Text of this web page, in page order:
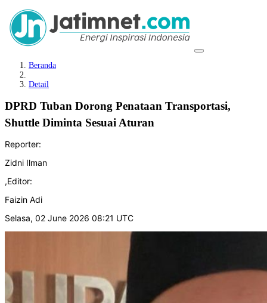
Beranda
Detail
DPRD Tuban Dorong Penataan Transportasi,
Shuttle Diminta Sesuai Aturan
Reporter:
Zidni Ilman
,Editor:
Faizin Adi
Selasa, 02 June 2026 08:21 UTC